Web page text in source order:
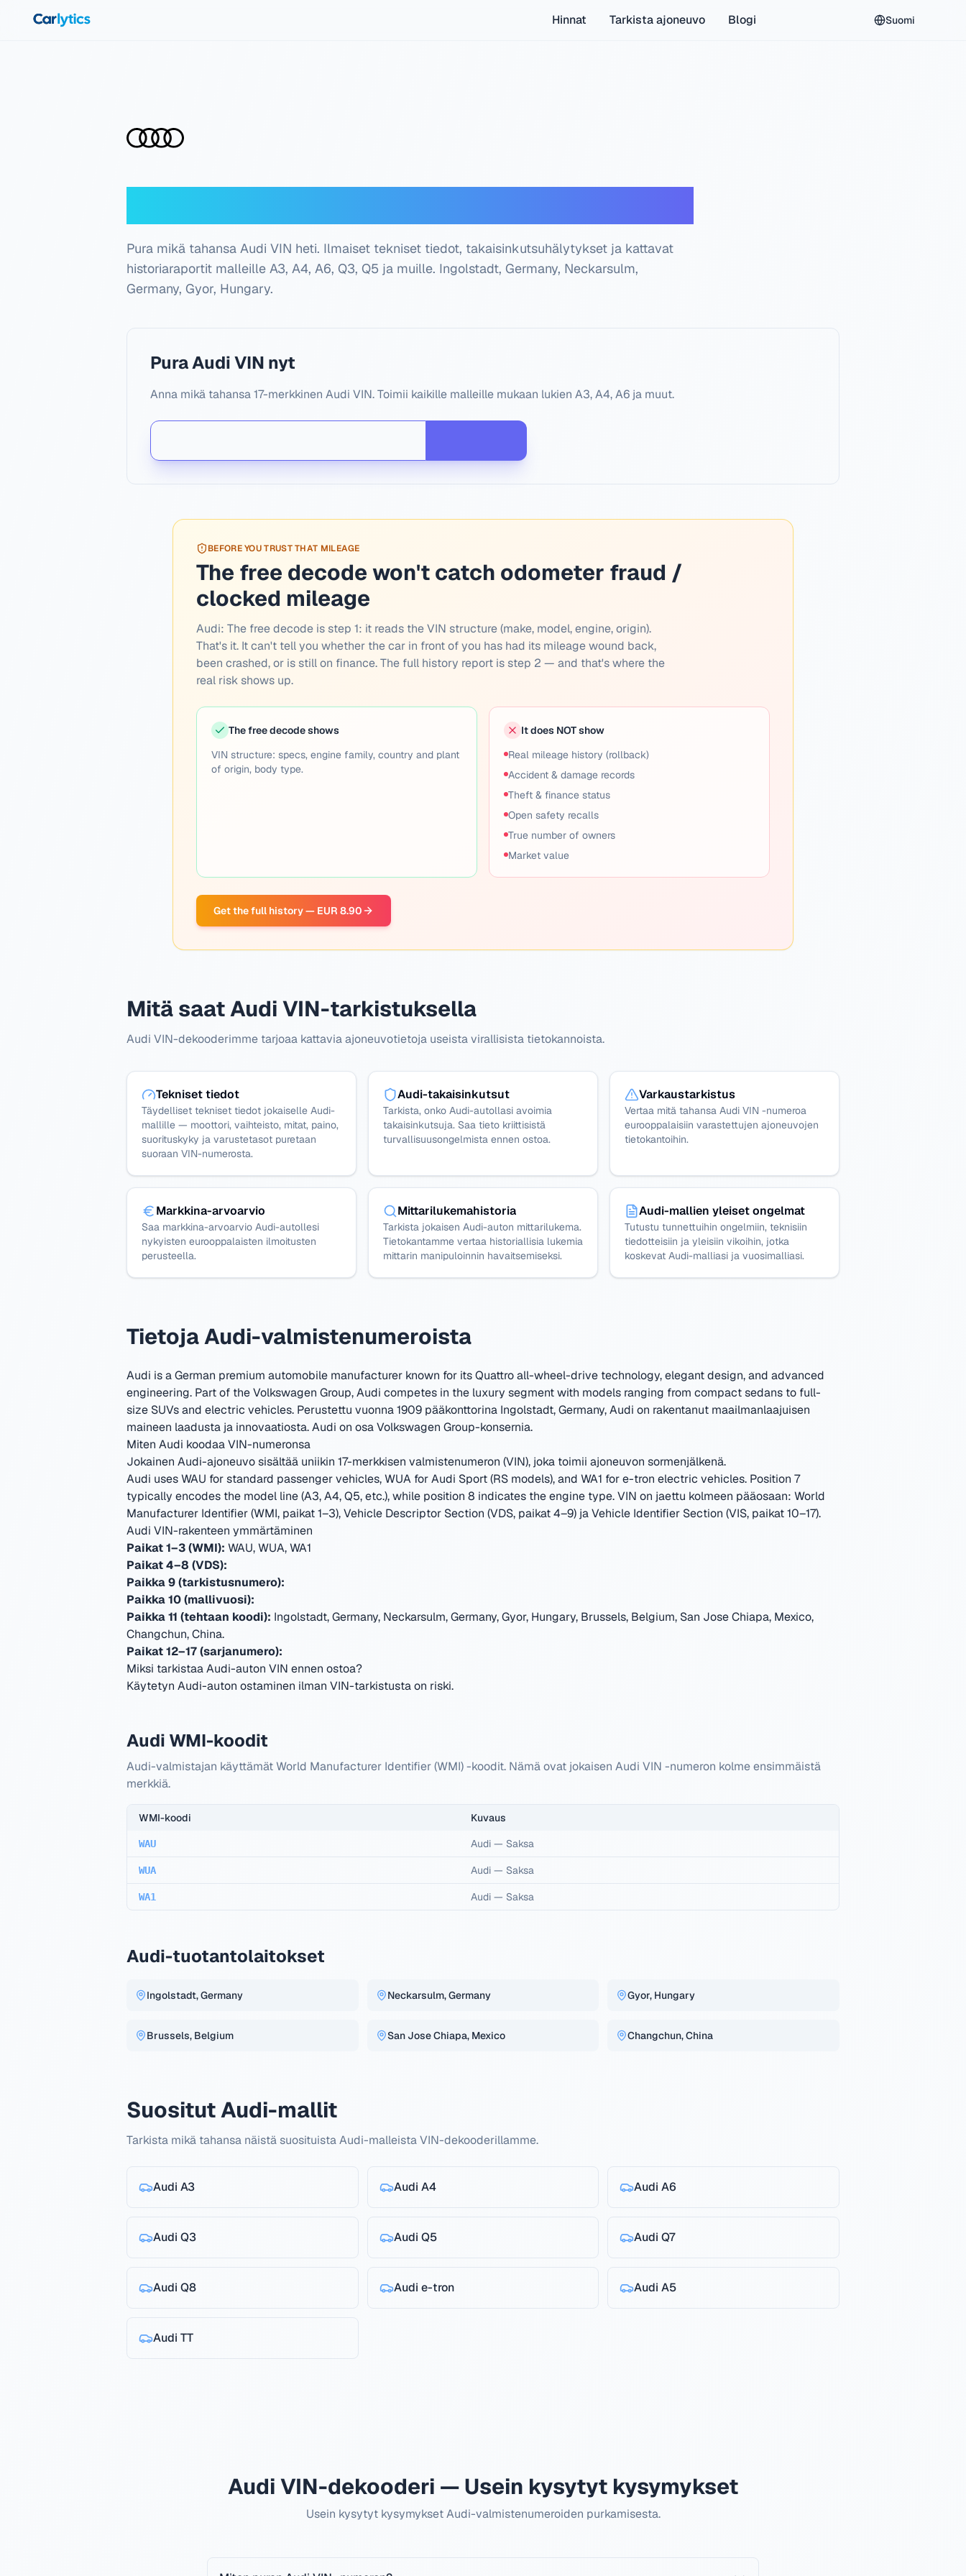
Hinnat
Tarkista ajoneuvo Blogi Suomi
Pura mikä tahansa Audi VIN heti. Ilmaiset tekniset tiedot, takaisinkutsuhälytykset ja kattavat
historiaraportit malleille A3, A4, A6, Q3, Q5 ja muille. Ingolstadt, Germany, Neckarsulm,
Germany, Gyor, Hungary.
Pura Audi VIN nyt
Anna mikä tahansa 17-merkkinen Audi VIN. Toimii kaikille malleille mukaan lukien A3, A4, A6 ja muut.
BEFORE YOU TRUST THAT MILEAGE
The free decode won't catch odometer fraud /
clocked mileage
Audi: The free decode is step 1: it reads the VIN structure (make, model, engine, origin).
That's it. It can't tell you whether the car in front of you has had its mileage wound back,
been crashed, or is still on finance. The full history report is step 2 — and that's where the
real risk shows up.
The free decode shows
VIN structure: specs, engine family, country and plant
of origin, body type.
It does NOT show
Real mileage history (rollback)
Accident & damage records
Theft & finance status
Open safety recalls
True number of owners
Market value
Get the full history — EUR 8.90
Mitä saat Audi VIN-tarkistuksella
Audi VIN-dekooderimme tarjoaa kattavia ajoneuvotietoja useista virallisista tietokannoista.
Tekniset tiedot
Täydelliset tekniset tiedot jokaiselle Audi-
mallille — moottori, vaihteisto, mitat, paino,
suorituskyky ja varustetasot puretaan
suoraan VIN-numerosta.
Audi-takaisinkutsut
Tarkista, onko Audi-autollasi avoimia
takaisinkutsuja. Saa tieto kriittisistä
turvallisuusongelmista ennen ostoa.
Varkaustarkistus
Vertaa mitä tahansa Audi VIN -numeroa
eurooppalaisiin varastettujen ajoneuvojen
tietokantoihin.
Markkina-arvoarvio
Saa markkina-arvoarvio Audi-autollesi
nykyisten eurooppalaisten ilmoitusten
perusteella.
Mittarilukemahistoria
Tarkista jokaisen Audi-auton mittarilukema.
Tietokantamme vertaa historiallisia lukemia
mittarin manipuloinnin havaitsemiseksi.
Audi-mallien yleiset ongelmat
Tutustu tunnettuihin ongelmiin, teknisiin
tiedotteisiin ja yleisiin vikoihin, jotka
koskevat Audi-malliasi ja vuosimalliasi.
Tietoja Audi-valmistenumeroista
Audi is a German premium automobile manufacturer known for its Quattro all-wheel-drive technology, elegant design, and advanced
engineering. Part of the Volkswagen Group, Audi competes in the luxury segment with models ranging from compact sedans to full-
size SUVs and electric vehicles. Perustettu vuonna 1909 pääkonttorina Ingolstadt, Germany,Audi on rakentanut maailmanlaajuisen
maineen laadusta ja innovaatiosta.Audi on osa Volkswagen Group-konsernia.
Miten Audi koodaa VIN-numeronsa
Jokainen Audi-ajoneuvo sisältää uniikin 17-merkkisen valmistenumeron (VIN), joka toimii ajoneuvon sormenjälkenä.
Audi uses WAU for standard passenger vehicles, WUA for Audi Sport (RS models), and WA1 for e-tron electric vehicles. Position 7
typically encodes the model line (A3, A4, Q5, etc.), while position 8 indicates the engine type.VIN on jaettu kolmeen pääosaan: World
Manufacturer Identifier (WMI, paikat 1–3), Vehicle Descriptor Section (VDS, paikat 4–9) ja Vehicle Identifier Section (VIS, paikat 10–17).
Audi VIN-rakenteen ymmärtäminen
Paikat 1–3 (WMI): WAU, WUA, WA1
Paikat 4–8 (VDS):
Paikka 9 (tarkistusnumero):
Paikka 10 (mallivuosi):
Paikka 11 (tehtaan koodi): Ingolstadt, Germany, Neckarsulm, Germany, Gyor, Hungary, Brussels, Belgium, San Jose Chiapa, Mexico,
Changchun, China.
Paikat 12–17 (sarjanumero):
Miksi tarkistaa Audi-auton VIN ennen ostoa?
Käytetyn Audi-auton ostaminen ilman VIN-tarkistusta on riski.
Audi WMI-koodit
Audi-valmistajan käyttämät World Manufacturer Identifier (WMI) -koodit. Nämä ovat jokaisen Audi VIN -numeron kolme ensimmäistä
merkkiä.
WMI-koodi Kuvaus
WAU Audi — Saksa
WUA Audi — Saksa
WA1 Audi — Saksa
Audi-tuotantolaitokset
Ingolstadt, Germany Neckarsulm, Germany Gyor, Hungary
Brussels, Belgium San Jose Chiapa, Mexico Changchun, China
Suositut Audi-mallit
Tarkista mikä tahansa näistä suosituista Audi-malleista VIN-dekooderillamme.
Audi A3 Audi A4 Audi A6
Audi Q3 Audi Q5 Audi Q7
Audi Q8 Audi e-tron Audi A5
Audi TT
Audi VIN-dekooderi — Usein kysytyt kysymykset
Usein kysytyt kysymykset Audi-valmistenumeroiden purkamisesta.